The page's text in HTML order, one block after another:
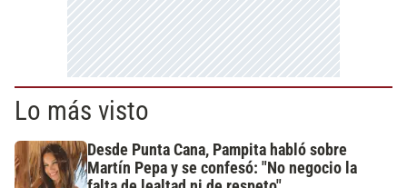
Lo más visto
Desde Punta Cana, Pampita habló sobre
Martín Pepa y se confesó: "No negocio la